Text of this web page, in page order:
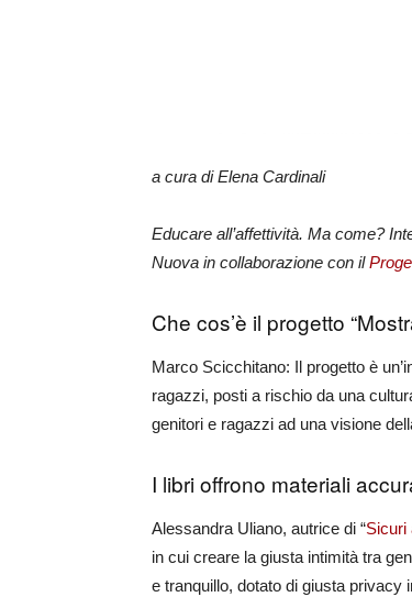
a cura di Elena Cardinali
Educare all’affettività. Ma come?
Nuova in collaborazione con il
Che cos’è il progetto
Marco Scicchitano: Il progetto è
ragazzi, posti a rischio da una
genitori e ragazzi ad una visione
I libri offrono materiali
Alessandra Uliano, autrice di “Sicuri
in cui creare la giusta intimità tra
e tranquillo, dotato di giusta privacy